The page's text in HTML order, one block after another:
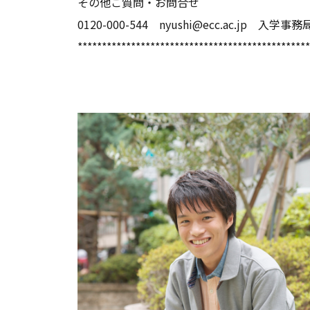
0120-000-544 nyushi@ecc.ac.jp 入学事務
************************************************